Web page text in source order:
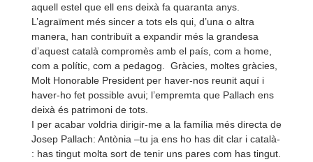
aquell estel que ell ens deixà fa quaranta anys.
L’agraïment més sincer a tots els qui, d’una o altra
manera, han contribuït a expandir més la grandesa
d’aquest català compromès amb el país, com a home,
com a polític, com a pedagog. Gràcies, moltes gràcies,
Molt Honorable President per haver-nos reunit aquí i
haver-ho fet possible avui; l’empremta que Pallach ens
deixà és patrimoni de tots.
I per acabar voldria dirigir-me a la família més directa de
Josep Pallach: Antònia –tu ja ens ho has dit clar i català-
: has tingut molta sort de tenir uns pares com has tingut.